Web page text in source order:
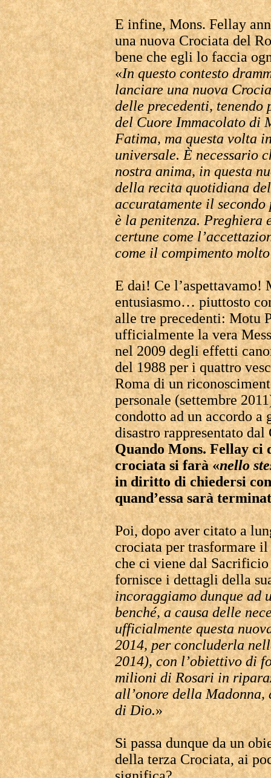
E infine, Mons. Fellay
una nuova Crociata del
bene che egli lo faccia
«In questo contesto
lanciare una nuova
delle precedenti, tenendo
del Cuore Immacolato di
Fatima, ma questa volta
universale. È necessario
nostra anima, in questa
della recita quotidiana
accuratamente il
è la penitenza. Preghiera
certune come
come il compimento
E dai! Ce l’aspettavamo!
entusiasmo… piuttosto
alle tre precedenti: Motu
ufficialmente la vera
nel 2009 degli effetti
del 1988 per i quattro
Roma di un
personale (settembre
condotto ad un accordo
disastro rappresentato
Quando Mons. Fellay ci
crociata si farà «nello
in diritto di chiedersi con
quand’essa sarà
Poi, dopo aver citato a
crociata per trasformare
che ci viene dal
fornisce i dettagli della
incoraggiamo dunque ad
benché, a causa delle
ufficialmente questa
2014, per concluderla
2014), con l’obiettivo di
milioni di Rosari in
all’onore della Madonna,
di Dio.»
Si passa dunque da un
della terza Crociata, ai